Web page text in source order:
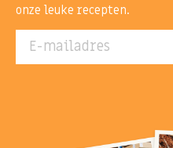
onze leuke recepten.
E-mailadres